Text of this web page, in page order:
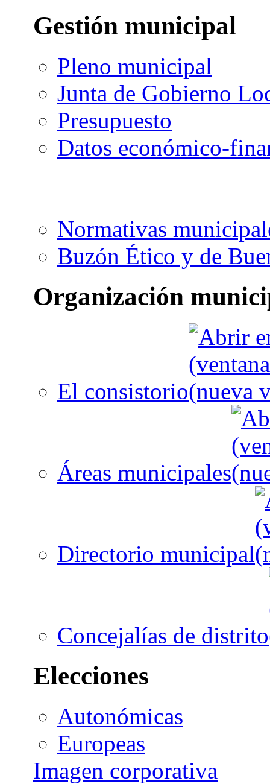
Gestión municipal
Pleno municipal
Junta de Gobierno
Presupuesto
Datos económico-
Normativas
Buzón Ético y de
Organización
El consistorio
Áreas municipales
Directorio municipal
Concejalías de distrito
Elecciones
Autonómicas
Europeas
Imagen corporativa